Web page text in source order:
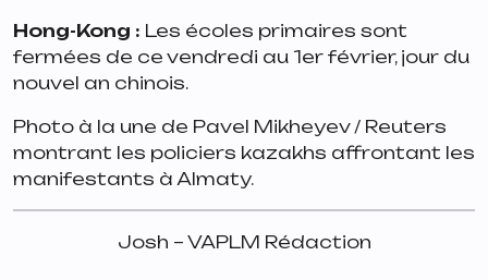
Hong-Kong : Les écoles primaires sont
fermées de ce vendredi au 1er février, jour du
nouvel an chinois.
Photo à la une de Pavel Mikheyev / Reuters
montrant les policiers kazakhs affrontant les
manifestants à Almaty.
Josh – VAPLM Rédaction